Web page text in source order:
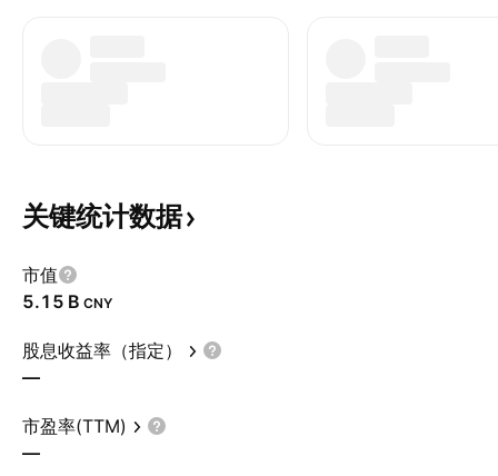
关键统计数据
市值
‪5.15 B‬ CNY
股息收益率（指定）
—
市盈率(TTM)
—